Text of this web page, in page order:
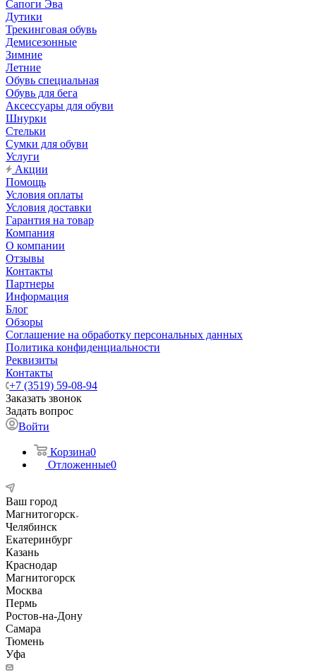
Сапоги Эва
Дутики
Трекинговая обувь
Демисезонные
Зимние
Летние
Обувь специальная
Обувь для бега
Аксессуары для обуви
Шнурки
Стельки
Сумки для обуви
Услуги
Акции
Помощь
Условия оплаты
Условия доставки
Гарантия на товар
Компания
О компании
Отзывы
Контакты
Партнеры
Информация
Блог
Обзоры
Соглашение на обработку персональных данных
Политика конфиденциальности
Реквизиты
Контакты
+7 (3519) 59-08-94
Заказать звонок
Задать вопрос
Войти
Корзина0
Отложенные0
Ваш город
Магнитогорск
Челябинск
Екатеринбург
Казань
Краснодар
Магнитогорск
Москва
Пермь
Ростов-на-Дону
Самара
Тюмень
Уфа